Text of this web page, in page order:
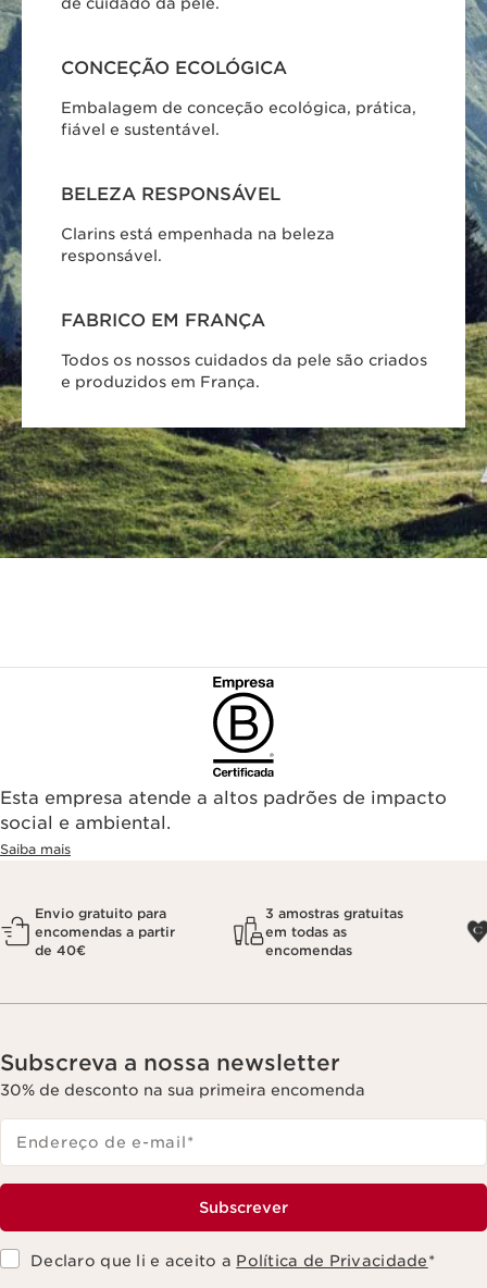
CONCEÇÃO ECOLÓGICA
Embalagem de conceção ecológica, prática,
fiável e sustentável.
BELEZA RESPONSÁVEL
Clarins está empenhada na beleza
responsável.
FABRICO EM FRANÇA
Todos os nossos cuidados da pele são criados
e produzidos em França.
Esta empresa atende a altos padrões de impacto
social e ambiental.
Saiba mais
Envio gratuito para
encomendas a partir
de 40€
3 amostras gratuitas
em todas as
encomendas
Subscreva a nossa newsletter
30% de desconto na sua primeira encomenda
Endereço de e-mail*
Subscrever
Declaro que li e aceito a Política de Privacidade*